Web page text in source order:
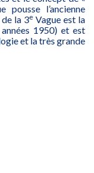
pousse l’ancienne
la 3eVague est la
1950) et est
et la très grande